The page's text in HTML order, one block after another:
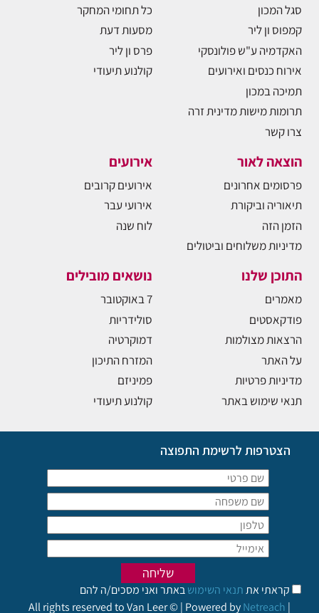
סגל המכון
קמפוס ון ליר
האקדמיה ע"ש פולונסקי
אירוח כנסים ואירועים
תמיכה במכון
תרומות מישות מדינית זרה
צרו קשר
כל תחומי המחקר
מסעות דעת
פרס ון ליר
קולנוע תיעודי
הוצאה לאור
פרסומים אחרונים
תיאוריה וביקורת
הזמן הזה
מדיניות משלוחים וביטולים
אירועים
אירועים קרובים
אירועי עבר
לוח שנה
התוכן שלנו
מאמרים
פודקאסטים
הרצאות מצולמות
על האתר
מדיניות פרטיות
תנאי שימוש באתר
נושאים מובילים
7 באוקטובר
סולידריות
דמוקרטיה
המזרח התיכון
פמיניזם
קולנוע תיעודי
הצטרפות לרשימת התפוצה
קראתי אתתנאי השימושבאתר ואני מסכים/ה להם
All rights reserved to Van Leer © | Powered byNetreach |